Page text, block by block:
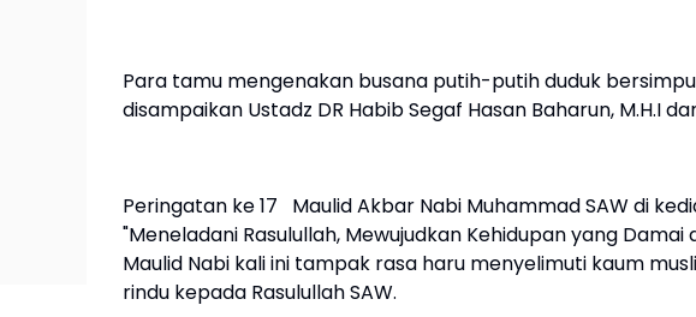
Para tamu mengenakan busana putih-putih duduk
disampaikan Ustadz DR Habib Segaf Hasan Baharun, M.H.I
Peringatan ke 17 Maulid Akbar Nabi Muhammad SAW di
"Meneladani Rasulullah, Mewujudkan Kehidupan yang
Maulid Nabi kali ini tampak rasa haru menyelimuti kaum
rindu kepada Rasulullah SAW.